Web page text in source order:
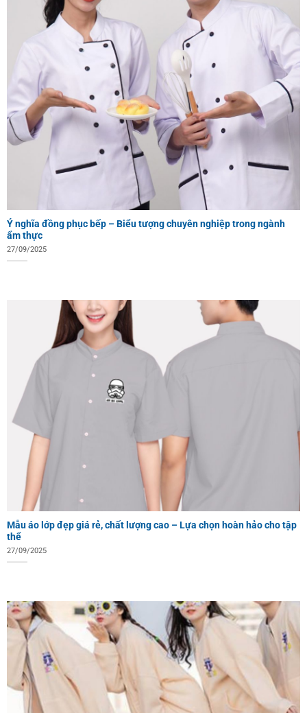
Ý nghĩa đồng phục bếp – Biểu tượng chuyên nghiệp trong ngành
ẩm thực
27/09/2025
Mẫu áo lớp đẹp giá rẻ, chất lượng cao – Lựa chọn hoàn hảo cho tập
thể
27/09/2025